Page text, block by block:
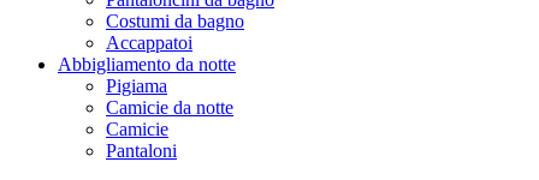
Costumi da bagno
Accappatoi
Abbigliamento da notte
Pigiama
Camicie da notte
Camicie
Pantaloni